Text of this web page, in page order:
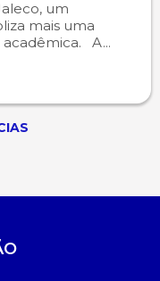
um
mais uma
A...